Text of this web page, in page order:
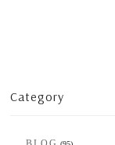
Category